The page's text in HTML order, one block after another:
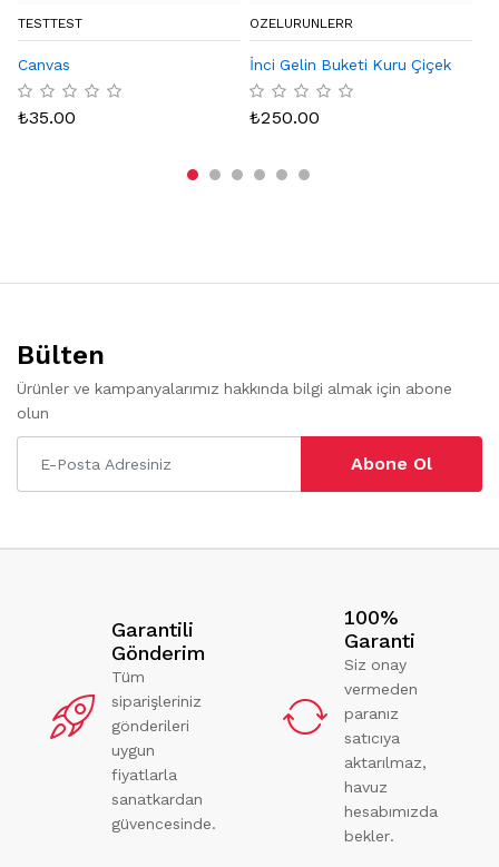
TESTTEST
Canvas
₺35.00
OZELURUNLERR
İnci Gelin Buketi Kuru Çiçek
₺250.00
Bülten
Ürünler ve kampanyalarımız hakkında bilgi almak için abone
olun
Abone Ol
Garantili
Gönderim
Tüm
siparişleriniz
gönderileri
uygun
fiyatlarla
sanatkardan
güvencesinde.
100%
Garanti
Siz onay
vermeden
paranız
satıcıya
aktarılmaz,
havuz
hesabımızda
bekler.